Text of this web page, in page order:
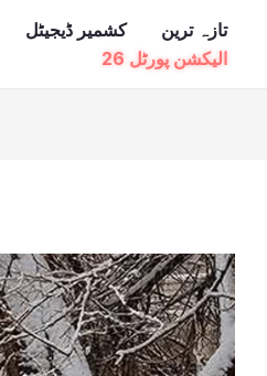
تازہ ترین کشمیر ڈیجیٹل
الیکشن پورٹل 26